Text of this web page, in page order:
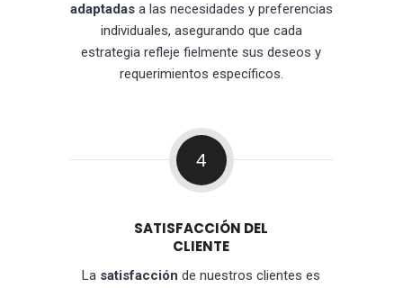
adaptadasa las necesidades y preferencias
individuales, asegurando que cada
estrategia refleje fielmente sus deseos y
requerimientos específicos.
4
SATISFACCIÓN DEL
CLIENTE
La satisfacción de nuestros clientes es